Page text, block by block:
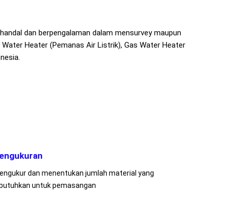
dan berpengalaman dalam mensurvey maupun
Heater (Pemanas Air Listrik), Gas Water Heater
dan menentukan jumlah material yang
untuk pemasangan